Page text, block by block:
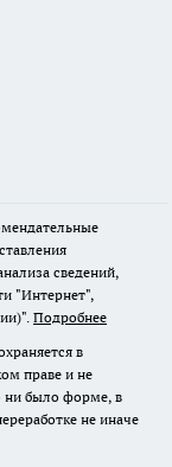
сведений,
"Интернет",
Подробнее
в
праве и не
ни было форме, в
не иначе